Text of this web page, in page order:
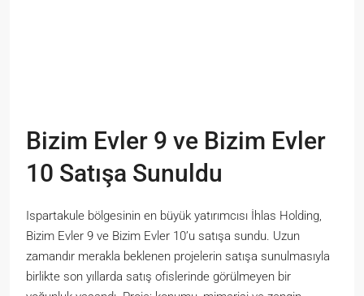
Bizim Evler 9 ve Bizim Evler
10 Satışa Sunuldu
Ispartakule bölgesinin en büyük yatırımcısı İhlas Holding,
Bizim Evler 9 ve Bizim Evler 10’u satışa sundu. Uzun
zamandır merakla beklenen projelerin satışa sunulmasıyla
birlikte son yıllarda satış ofislerinde görülmeyen bir